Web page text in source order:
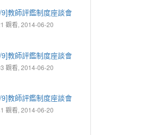
9]教師評鑑制度座談會
觀看, 2014-06-20
9]教師評鑑制度座談會
觀看, 2014-06-20
9]教師評鑑制度座談會
觀看, 2014-06-20